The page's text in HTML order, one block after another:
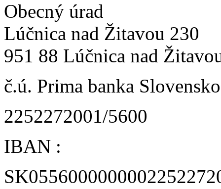
Obecný úrad
Lúčnica nad Žitavou 230
951 88 Lúčnica nad
č.ú. Prima banka
2252272001/5600
IBAN :